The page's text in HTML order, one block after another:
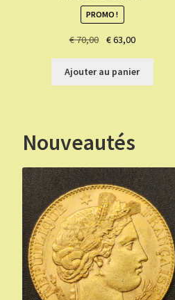
PROMO !
€70,00
Le
initial
était :
€63,00Le
actuel
est :
Ajouter au panier
Nouveautés